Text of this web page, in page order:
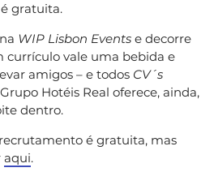
gratuita.
WIP Lisbon Events e decorre
currículo vale uma bebida e
amigos – e todos CV´s
Hotéis Real oferece, ainda,
dentro.
é gratuita, mas
aqui.